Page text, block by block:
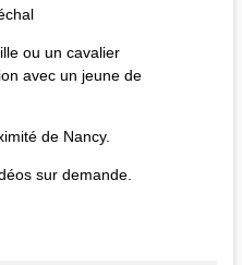
ou un cavalier
avec un jeune de
de Nancy.
sur demande.